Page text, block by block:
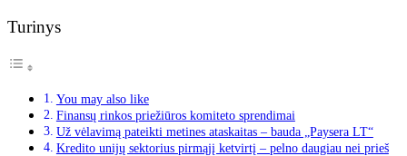
Turinys
You may also like
Finansų rinkos priežiūros komiteto sprendimai
Už vėlavimą pateikti metines ataskaitas – bauda „Paysera LT“
Kredito unijų sektorius pirmąjį ketvirtį – pelno daugiau nei prieš